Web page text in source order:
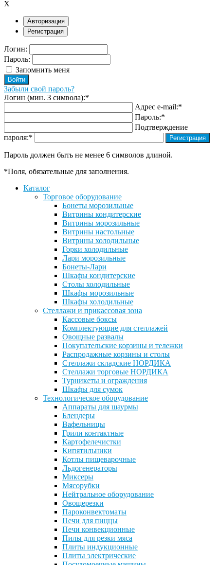
X
Авторизация
Регистрация
Логин:
Пароль:
Запомнить меня
Забыли свой пароль?
Логин (мин. 3 символа):*
Адрес e-mail:*
Пароль:*
Подтверждение
пароля:*
Пароль должен быть не менее 6 символов длиной.
*Поля, обязательные для заполнения.
Каталог
Торговое оборудование
Бонеты морозильные
Витрины кондитерские
Витрины морозильные
Витрины настольные
Витрины холодильные
Горки холодильные
Лари морозильные
Бонеты-Лари
Шкафы кондитерские
Столы холодильные
Шкафы морозильные
Шкафы холодильные
Стеллажи и прикассовая зона
Кассовые боксы
Комплектующие для стеллажей
Овощные развалы
Покупательские корзины и тележки
Распродажные корзины и столы
Стеллажи складские НОРДИКА
Стеллажи торговые НОРДИКА
Турникеты и ограждения
Шкафы для сумок
Технологическое оборудование
Аппараты для шаурмы
Блендеры
Вафельницы
Грили контактные
Картофелечистки
Кипятильники
Котлы пищеварочные
Льдогенераторы
Миксеры
Мясорубки
Нейтральное оборудование
Овощерезки
Пароконвектоматы
Печи для пиццы
Печи конвекционные
Пилы для резки мяса
Плиты индукционные
Плиты электрические